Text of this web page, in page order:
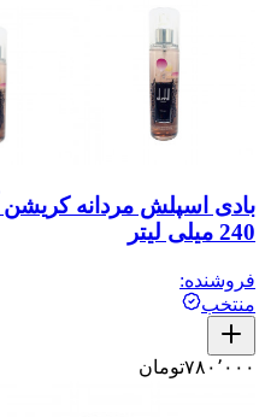
240 میلی لیتر
فروشنده:
منتخب
۷۸۰٬۰۰۰تومان